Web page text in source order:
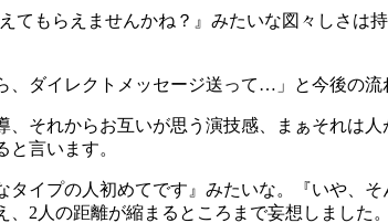
もらえませんかね？』みたいな図々しさは
ダイレクトメッセージ送って…」と今後の流
それからお互いが思う演技感、まぁそれは
言います。
イプの人初めてです』みたいな。『いや、
2人の距離が縮まるところまで妄想しました。